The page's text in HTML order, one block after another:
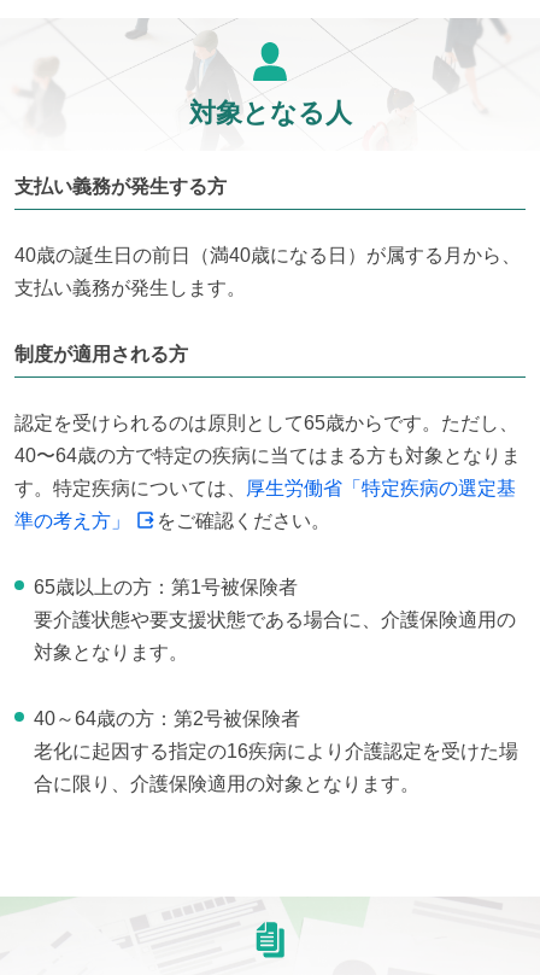
対象となる人
支払い義務が発生する方
40歳の誕生日の前日（満40歳になる日）が属する月から、
支払い義務が発生します。
制度が適用される方
認定を受けられるのは原則として65歳からです。ただし、
40〜64歳の方で特定の疾病に当てはまる方も対象となりま
す。特定疾病については、
厚生労働省「特定疾病の選定基
準の考え方」
をご確認ください。
65歳以上の方：第1号被保険者
要介護状態や要支援状態である場合に、介護保険適用の
対象となります。
40～64歳の方：第2号被保険者
老化に起因する指定の16疾病により介護認定を受けた場
合に限り、介護保険適用の対象となります。